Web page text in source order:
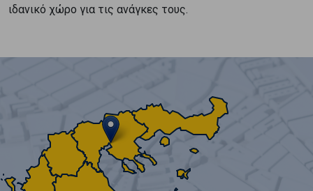
ιδανικό χώρο για τις ανάγκες τους.